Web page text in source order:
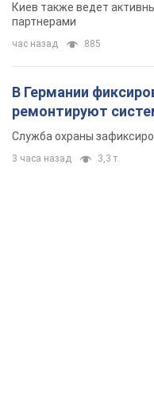
Киев также ведет
партнерами
час назад 885
В Германии
ремонтируют
Служба охраны
3 часа назад 3,3 т.